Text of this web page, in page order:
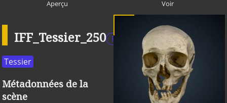
Aperçu Voir
IFF_Tessier_250 Publique
Tessier
Métadonnées de la
scène